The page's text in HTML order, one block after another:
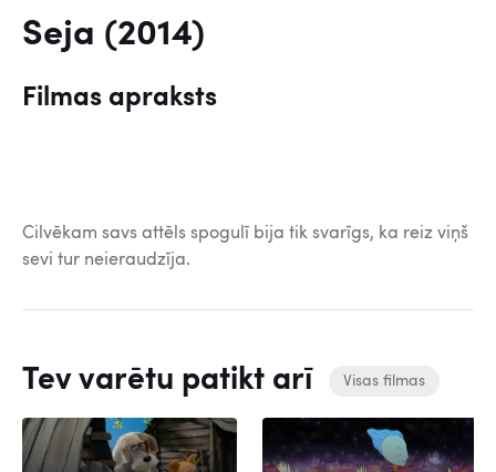
Seja (2014)
Filmas apraksts
Cilvēkam savs attēls spogulī bija tik svarīgs, ka reiz viņš
sevi tur neieraudzīja.
Tev varētu patikt arī Visas filmas